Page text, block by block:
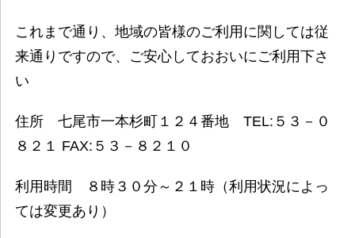
これまで通り、地域の皆様のご利用に関しては従
来通りですので、ご安心しておおいにご利用下さ
い
住所 七尾市一本杉町１２４番地 TEL:５３－０
８２１ FAX:５３－８２１０
利用時間 ８時３０分～２１時（利用状況によっ
ては変更あり）